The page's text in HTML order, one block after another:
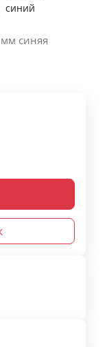
синий
синяя